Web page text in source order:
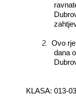
2.
Ovo
dana
KLASA: 013-